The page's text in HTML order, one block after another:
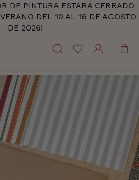
DE PINTURA ESTARÁ CERRADO
DEL 10 AL 16 DE AGOSTO
DE 2026!